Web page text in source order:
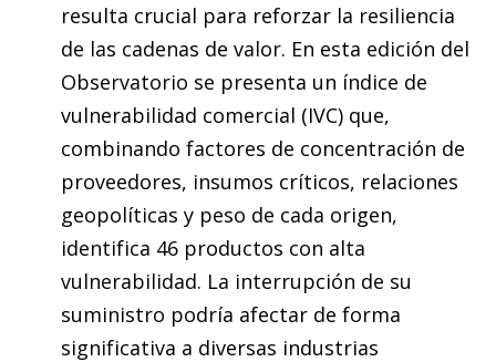
resulta crucial para reforzar la resiliencia
de las cadenas de valor. En esta edición del
Observatorio se presenta un índice de
vulnerabilidad comercial (IVC) que,
combinando factores de concentración de
proveedores, insumos críticos, relaciones
geopolíticas y peso de cada origen,
identifica 46 productos con alta
vulnerabilidad. La interrupción de su
suministro podría afectar de forma
significativa a diversas industrias